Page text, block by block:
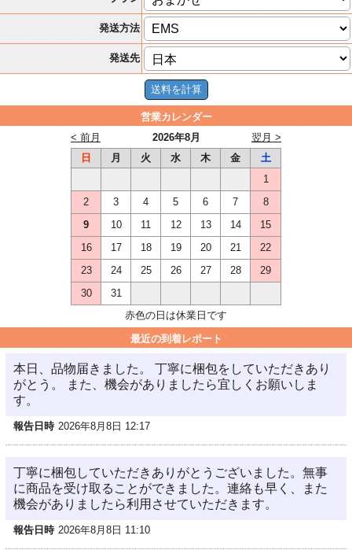
発送方法
発送先
営業カレンダー
2026年8月
< 前月
翌月 >
日
月 火 水 木 金
土
1
2
3 4 5 6 7
8
9
10 11 12 13 14
15
16
17 18 19 20 21
22
23
24 25 26 27 28
29
30
31
赤色の日は休業日です
最近の到着レポート
本日、品物届きました。 丁寧に梱包をしていただきあり
がとう。 また、機会がありましたら宜しくお願いしま
す。
報告日時 2026年8月8日 12:17
丁寧に梱包していただきありがとうございました。無事
に商品を受け取ることができました。連絡も早く、また
機会がありましたら利用させていただきます。
報告日時 2026年8月8日 11:10